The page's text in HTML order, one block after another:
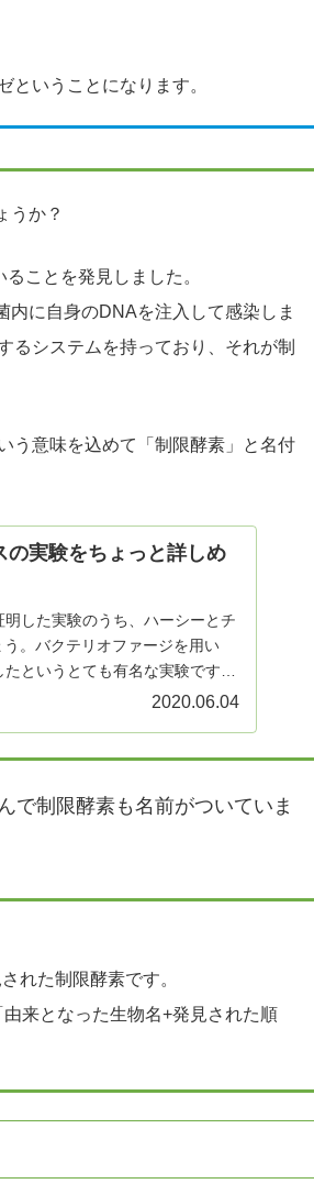
いうことになります。
うか？
ことを発見しました。
に自身のDNAを注入して感染しま
るシステムを持っており、それが制
う意味を込めて「制限酵素」と名付
の実験をちょっと詳しめ
した実験のうち、ハーシーとチ
。バクテリオファージを用い
というとても有名な実験です。
2020.06.04
で制限酵素も名前がついていま
れた制限酵素です。
来となった生物名+発見された順